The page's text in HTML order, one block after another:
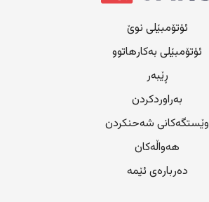
ئۆتۆمبێلی نوێ
ئۆتۆمبێلی بەکارهاتوو
ڕێبەر
بەراوردکردن
وێستگەکانی شەحنکردن
هەواڵەکان
دەربارەی ئێمە